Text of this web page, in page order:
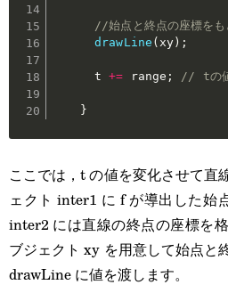
//始点と終点の座標をも
drawLine (xy ) ;
      t
+= range ; // tの値
}
ここでは，t の値を変化させて直
ェクト inter1 に f が導出した始
inter2 には直線の終点の座標を
ブジェクト xy を用意して始点と
drawLine に値を渡します。